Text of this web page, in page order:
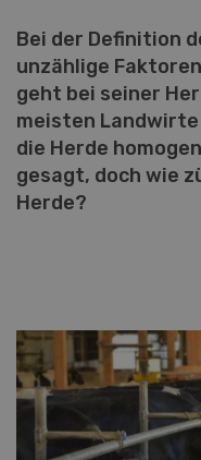
Bei der Definition
unzählige
geht bei seiner
meisten Landwirte
die Herde
gesagt, doch wie
Herde?